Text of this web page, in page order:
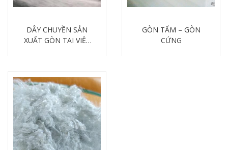
DÂY CHUYỀN SẢN
XUẤT GÒN TẠI VIỆT
GÒN TẤM – GÒN
CỨNG